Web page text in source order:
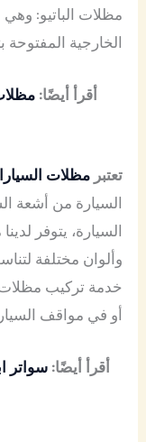
مظلات الباتيو:
الخارجية
أقرأ أيضًا:
تعتبرمظلات
السيارة من أشعة
السيارة، يتوفر
وألوان مختلفة
خدمة تركيب مظلات
أو في مواقف
أقرأ أيضًا: سواتر